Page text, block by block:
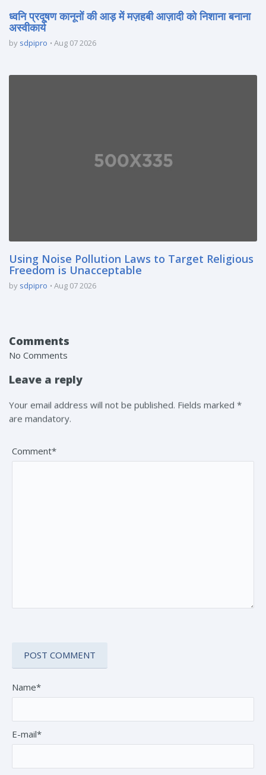
ध्वनि प्रदूषण कानूनों की आड़ में मज़हबी आज़ादी को निशाना बनाना
अस्वीकार्य
by sdpipro Aug 07 2026
Using Noise Pollution Laws to Target Religious
Freedom is Unacceptable
by sdpipro Aug 07 2026
Comments
No Comments
Leave a reply
Your email address will not be published. Fields marked *
are mandatory.
Comment*
Name*
E-mail*